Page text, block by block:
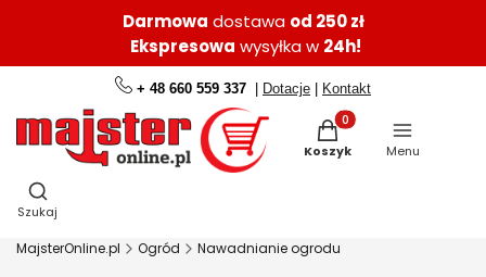
Darmowa dostawa od 250 zł
Ekspresowa wysyłka w 24h!
+ 48 660 559 337 | Dotacje | Kontakt
Produkty w koszyku:
Koszyk Menu
Otwórz wyszukiwarkę
Szukaj
MajsterOnline.pl Ogród Nawadnianie ogrodu